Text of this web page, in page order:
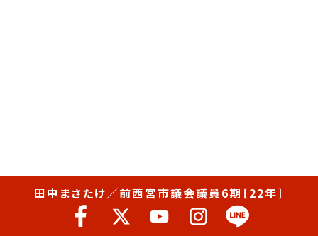
田中まさたけ／前西宮市議会議員6期［22年］